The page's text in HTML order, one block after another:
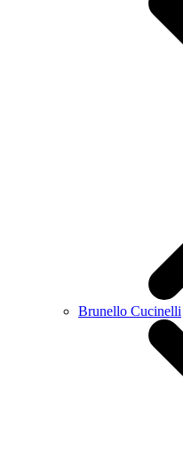
Brunello Cucinelli